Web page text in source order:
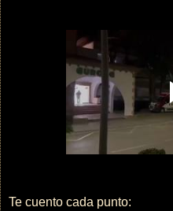
Te cuento cada punto: